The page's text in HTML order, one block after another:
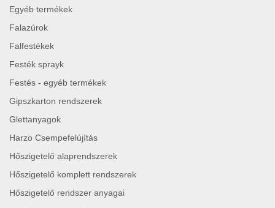
Egyéb termékek
Falazúrok
Falfestékek
Festék sprayk
Festés - egyéb termékek
Gipszkarton rendszerek
Glettanyagok
Harzo Csempefelújítás
Hőszigetelő alaprendszerek
Hőszigetelő komplett rendszerek
Hőszigetelő rendszer anyagai